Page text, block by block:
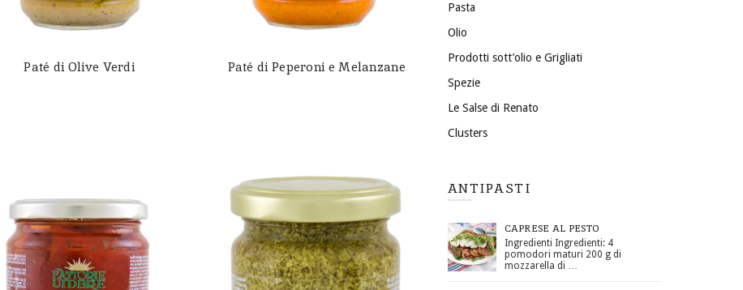
Paté di Olive Verdi Paté di Peperoni e Melanzane
Pasta
Olio
Prodotti sott’olio e Grigliati
Spezie
Le Salse di Renato
Clusters
ANTIPASTI
CAPRESE AL PESTO
Ingredienti Ingredienti: 4
pomodori maturi 200 g di
mozzarella di …